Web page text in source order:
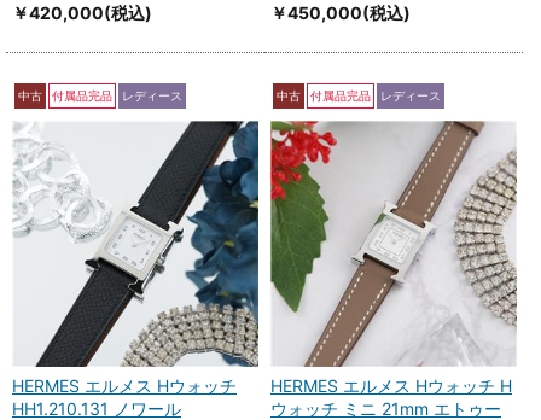
￥420,000(税込)
￥450,000(税込)
中古 付属品完品 レディース
HERMES エルメス Hウォッチ
HH1.210.131 ノワール
中古 付属品完品 レディース
HERMES エルメス Hウォッチ H
ウォッチ ミニ 21mm エトゥー